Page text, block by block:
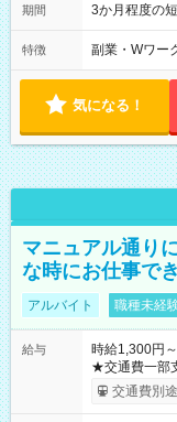
期間 3か月程度の
特徴 副業・Wワー
気になる！
マニュアル通り
な時にお仕事で
アルバイト 職種未経
給与
時給1,300円～
★交通費一部支給 時給1,300円～ ※試験・役割に
※勤務回数に
り！】 希望
交通費別